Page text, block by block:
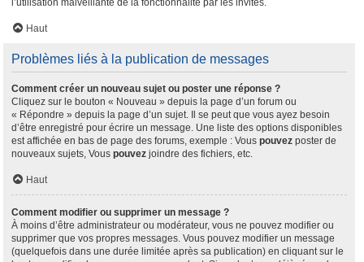
l’utilisation malveillante de la fonctionnalité par les invités.
Haut
Problèmes liés à la publication de messages
Comment créer un nouveau sujet ou poster une réponse ?
Cliquez sur le bouton « Nouveau » depuis la page d’un forum ou
« Répondre » depuis la page d’un sujet. Il se peut que vous ayez besoin
d’être enregistré pour écrire un message. Une liste des options disponibles
est affichée en bas de page des forums, exemple : Vous pouvez poster de
nouveaux sujets, Vous pouvez joindre des fichiers, etc.
Haut
Comment modifier ou supprimer un message ?
À moins d’être administrateur ou modérateur, vous ne pouvez modifier ou
supprimer que vos propres messages. Vous pouvez modifier un message
(quelquefois dans une durée limitée après sa publication) en cliquant sur le